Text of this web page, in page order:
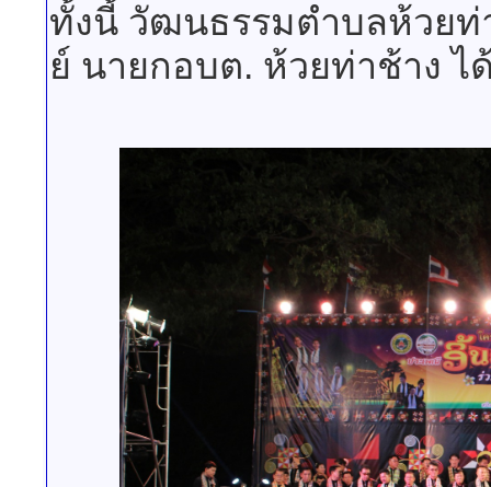
ทั้งนี้ วัฒนธรรมตำบลห้วยท่
ย์ นายกอบต. ห้วยท่าช้าง ไ